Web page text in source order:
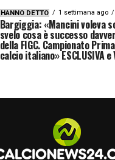
HANNO DETTO 1 settimana ago
Bargiggia: «Mancini voleva
svelo cosa è successo
della FIGC. Campionato
calcio italiano» ESCLUSIVA e